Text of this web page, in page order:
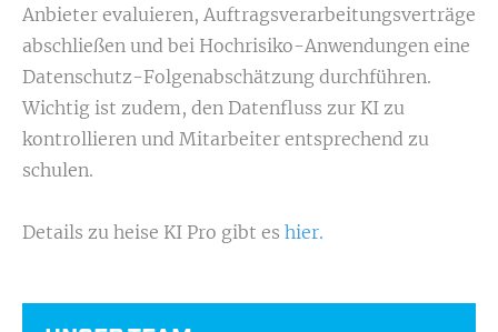
Anbieter evaluieren, Auftragsverarbeitungsverträge
abschließen und bei Hochrisiko-Anwendungen eine
Datenschutz-Folgenabschätzung durchführen.
Wichtig ist zudem, den Datenfluss zur KI zu
kontrollieren und Mitarbeiter entsprechend zu
schulen.
Details zu heise KI Pro gibt es hier.